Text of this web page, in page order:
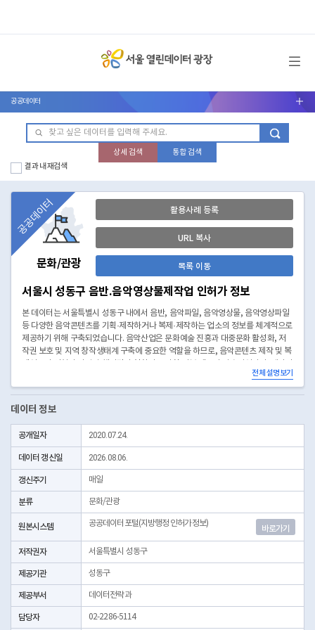
메뉴 열기
공공데이터 서브메뉴 열기
상세 검색
통합 검색
결과 내 재검색
문화/관광
공공데이터 활용사례 등록
URL 복사
목록 이동
서울시 성동구 음반.음악영상물제작업 인허가 정보
본 데이터는 서울특별시 성동구 내에서 음반, 음악파일, 음악영상물, 음악영상파일
등 다양한 음악콘텐츠를 기획·제작하거나 복제·제작하는 업소의 정보를 체계적으로
제공하기 위해 구축되었습니다. 음악산업은 문화예술 진흥과 대중문화 활성화, 저
작권 보호 및 지역 창작생태계 구축에 중요한 역할을 하므로, 음악콘텐츠 제작 및 복
에는 개방자치단체코드, 관리번호, 인허가일자, 인허가취소일자, 영업상태코드 등
이 포함되어, 각 업소의 설립, 인허가 내역, 영업 개시 및 폐업, 행정 상태 변동 등 핵
으로 현장 점검 및 데이터 갱신을 통해 신뢰성 및 최신성을 확보하고 있습니다. 본 데
이터는 음악 및 음악영상물 산업 정책 수립, 업계 현황 분석, 저작권 관리, 문화예술
인 지원, 소비자 정보 제공 등 다양한 분야에서 활용되며, 행정기관, 업계, 연구자,
시민 모두에게 객관적이고 실효성 있는 자료를 제공합니다. 데이터는 정기적으로 최
* 좌표안내 : 중부원점TM(EPSG:5174) 좌표계에 따른 해당위치의 좌표정보이며 위
경도 좌표는 제공하고 있지 않음
* 본 데이터는 3일전 자료를 제공합니다.
전체 설명보기
데이터 정보
공개일자 2020.07.24.
데이터 갱신일 2026.08.06.
갱신주기 매일
분류 문화/관광
원본시스템 공공데이터포털(지방행정 인허가정보)
바로가기
저작권자 서울특별시 성동구
제공기관 성동구
제공부서 데이터전략과
담당자 02-2286-5114